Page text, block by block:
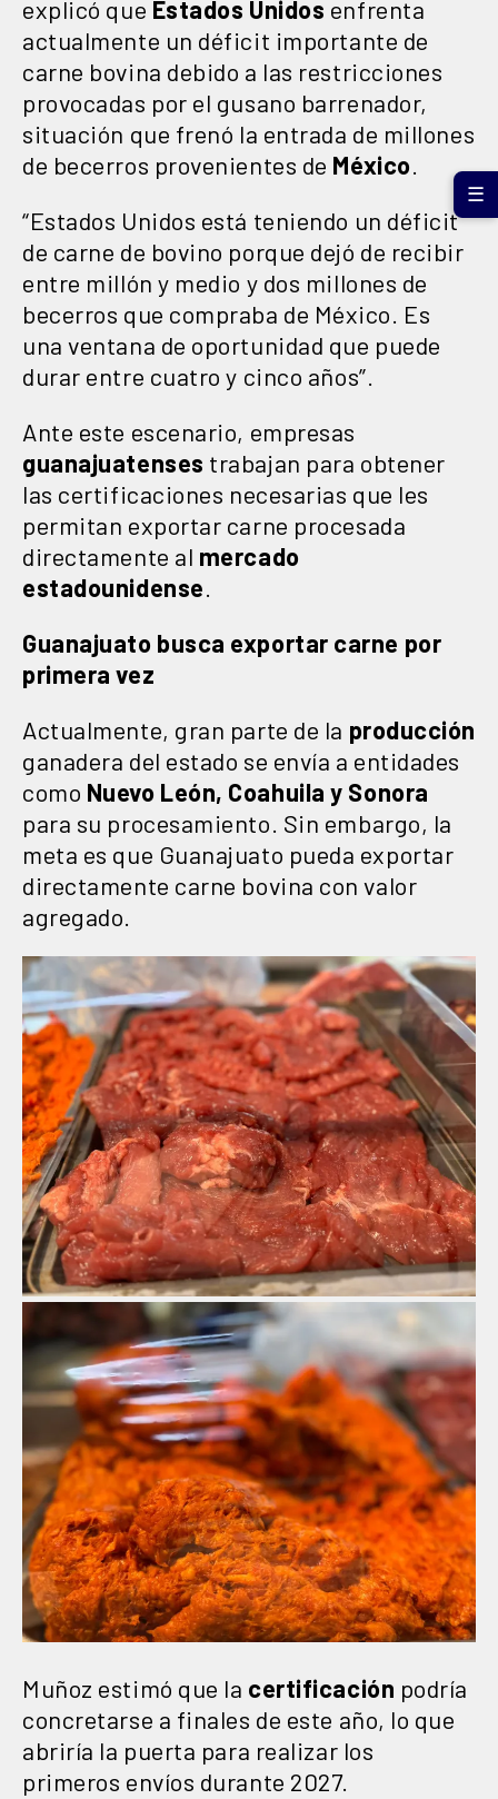
explicó que Estados Unidos enfrenta
actualmente un déficit importante de
carne bovina debido a las restricciones
provocadas por el gusano barrenador,
situación que frenó la entrada de millones
de becerros provenientes de México
“Estados Unidos está teniendo un déficit
de carne de bovino porque dejó de recibir
entre millón y medio y dos millones de
becerros que compraba de México. Es
una ventana de oportunidad que puede
durar entre cuatro y cinco años”.
Ante este escenario, empresas
guanajuatenses trabajan para obtener
las certificaciones necesarias que les
permitan exportar carne procesada
directamente al mercado
estadounidense
Guanajuato busca exportar carne por
primera vez
Actualmente, gran parte de la producción
ganadera del estado se envía a entidades
como Nuevo León, Coahuila y Sonora
para su procesamiento. Sin embargo, la
meta es que Guanajuato pueda exportar
directamente carne bovina con valor
agregado.
Muñoz estimó que la certificación podría
concretarse a finales de este año, lo que
abriría la puerta para realizar los
primeros envíos durante 2027.
☰